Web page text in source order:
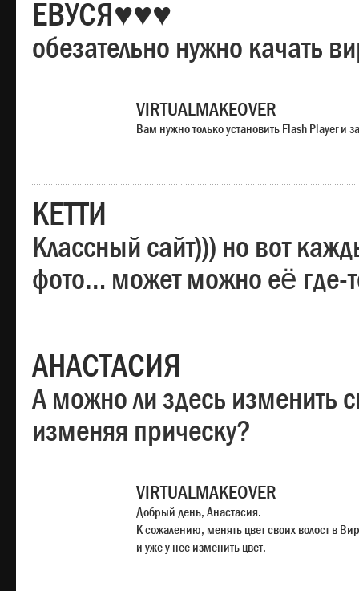
ЕВУСЯ♥♥♥
обезательно нужно качать
VIRTUALMAKEOVER
Вам нужно только установить Flash Player и
КЕТТИ
Классный сайт))) но вот
фото… может можно её где-
АНАСТАСИЯ
А можно ли здесь изменить
изменяя прическу?
VIRTUALMAKEOVER
Добрый день, Анастасия.
К сожалению, менять цвет своих волост в
и уже у нее изменить цвет.